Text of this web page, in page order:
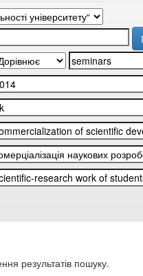
результатів пошуку.